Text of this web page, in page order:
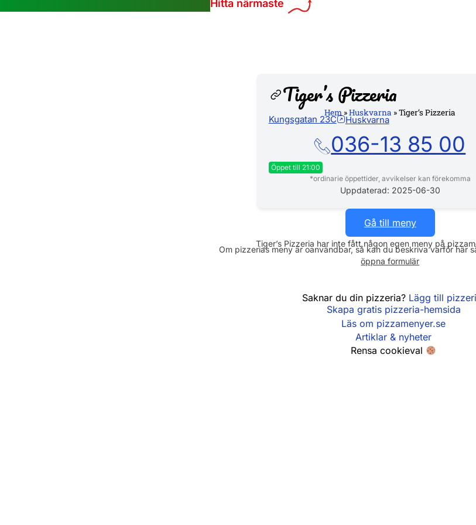
Hitta närmaste
Tiger’s Pizzeria
Hem »Huskvarna »Tiger’s Pizzeria
Kungsgatan 23C Huskvarna
036-13 85 00
Öppet till 21:00
Måndag 11:00 - 21:00
11:00 - 21:00
Onsdag 11:00 - 21:00
11:00 - 21:00
Lördag
12:00 - 21:00
Söndag
12:00 - 20:00
*ordinarie öppettider, avvikelser kan förekomma
Uppdaterad: 2025-06-30
Gå till meny
Tiger’s Pizzeria har inte fått någon egen meny på
Om pizzerias meny är oanvändbar, så kan du beskriva varför här
öppna formulär
Saknar du din pizzeria? Lägg till
Skapa gratis pizzeria-hemsida
Läs om pizzamenyer.se
Artiklar & nyheter
Rensa cookieval